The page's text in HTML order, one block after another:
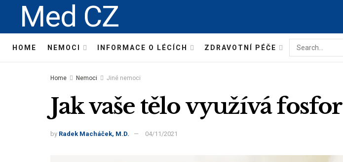
Med CZ
HOME NEMOCI INFORMACE O LÉCÍCH ZDRAVOTNÍ PÉČE
Home Nemoci Jiné nemoci
Jak vaše tělo využívá fosfor
by Radek Macháček, M.D. 04/11/2021